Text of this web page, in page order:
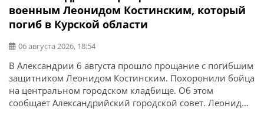
военным Леонидом Костинским, который
погиб в Курской области
06 августа 2026, 18:54
В Александрии 6 августа прошло прощание с погибшим
защитником Леонидом Костинским. Похоронили бойца
на центральном городском кладбище. Об этом
сообщает Александрийский городской совет. Леонид